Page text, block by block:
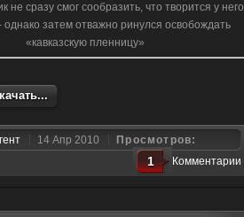
не сразу смог сообразить, что творится у него
однако затем отважно ринулся освобождать
«кавказскую пленницу»
14 Апр 2010
Просмотров:
1 Комментарии